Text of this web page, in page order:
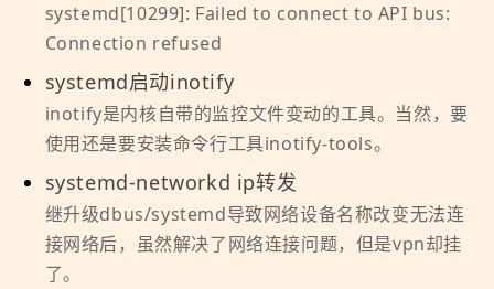
systemd[10299]: Failed to connect to API bus:
Connection refused
systemd启动inotify
inotify是内核自带的监控文件变动的工具。当然，要
使用还是要安装命令行工具inotify-tools。
systemd-networkd ip转发
继升级dbus/systemd导致网络设备名称改变无法连
接网络后，虽然解决了网络连接问题，但是vpn却挂
了。